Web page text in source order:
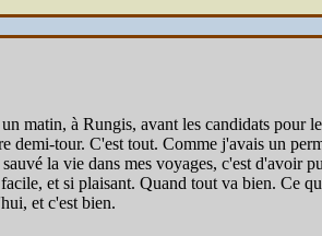
matin, à Rungis, avant les candidats pour
tour. C'est tout. Comme j'avais un
la vie dans mes voyages, c'est d'avoir
et si plaisant. Quand tout va bien. Ce
et c'est bien.